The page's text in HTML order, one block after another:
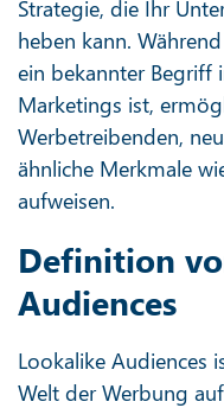
Strategie, die Ihr
heben kann.
ein bekannter Begriff
Marketings ist,
Werbetreibenden,
ähnliche Merkmale
aufweisen.
Definition
Audiences
Lookalike Audiences
Welt der Werbung